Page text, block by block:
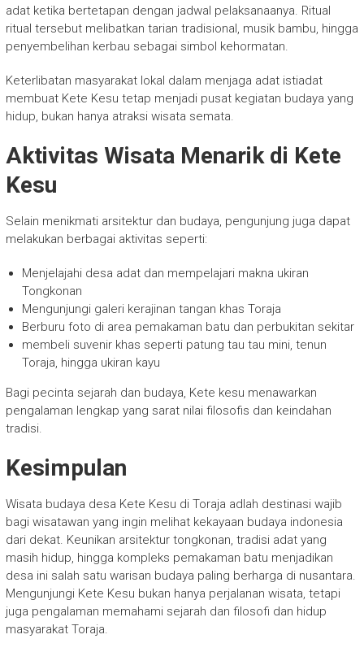
adat ketika bertetapan dengan jadwal pelaksanaanya. Ritual
ritual tersebut melibatkan tarian tradisional, musik bambu, hingga
penyembelihan kerbau sebagai simbol kehormatan.
Keterlibatan masyarakat lokal dalam menjaga adat istiadat
membuat Kete Kesu tetap menjadi pusat kegiatan budaya yang
hidup, bukan hanya atraksi wisata semata.
Aktivitas Wisata Menarik di Kete
Kesu
Selain menikmati arsitektur dan budaya, pengunjung juga dapat
melakukan berbagai aktivitas seperti:
Menjelajahi desa adat dan mempelajari makna ukiran
Tongkonan
Mengunjungi galeri kerajinan tangan khas Toraja
Berburu foto di area pemakaman batu dan perbukitan sekitar
membeli suvenir khas seperti patung tau tau mini, tenun
Toraja, hingga ukiran kayu
Bagi pecinta sejarah dan budaya, Kete kesu menawarkan
pengalaman lengkap yang sarat nilai filosofis dan keindahan
tradisi.
Kesimpulan
Wisata budaya desa Kete Kesu di Toraja adlah destinasi wajib
bagi wisatawan yang ingin melihat kekayaan budaya indonesia
dari dekat. Keunikan arsitektur tongkonan, tradisi adat yang
masih hidup, hingga kompleks pemakaman batu menjadikan
desa ini salah satu warisan budaya paling berharga di nusantara.
Mengunjungi Kete Kesu bukan hanya perjalanan wisata, tetapi
juga pengalaman memahami sejarah dan filosofi dan hidup
masyarakat Toraja.